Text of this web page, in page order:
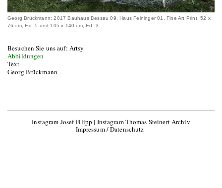
Georg Brückmann: 2017 Bauhaus Dessau 09, Haus Feininger 01, Fine Art Print, 52 x
76 cm, Ed. 5 und 105 x 140 cm, Ed. 3
Besuchen Sie uns auf: Artsy
Abbildungen
Text
Georg Brückmann
Instagram Josef Filipp | Instagram Thomas Steinert Archiv
Impressum / Datenschutz